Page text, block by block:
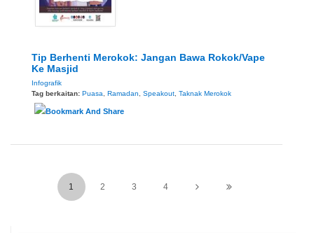
Tip Berhenti Merokok: Jangan Bawa Rokok/Vape
Ke Masjid
Infografik
Tag berkaitan: Puasa Ramadan Speakout Taknak Merokok
1 2 3 4